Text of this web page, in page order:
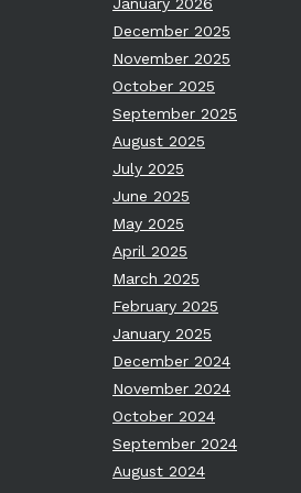
December 2025
November 2025
October 2025
September 2025
August 2025
July 2025
June 2025
May 2025
April 2025
March 2025
February 2025
January 2025
December 2024
November 2024
October 2024
September 2024
August 2024